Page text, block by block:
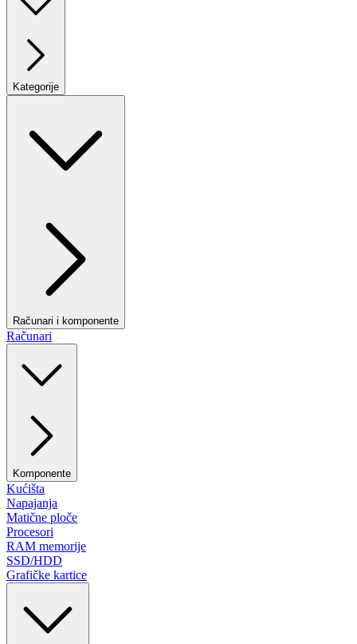
Kategorije
Računari i komponente
Računari
Komponente
Kućišta
Napajanja
Matične ploče
Procesori
RAM memorije
SSD/HDD
Grafičke kartice